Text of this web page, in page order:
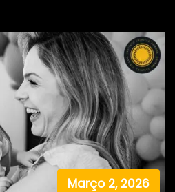
Março 2, 2026